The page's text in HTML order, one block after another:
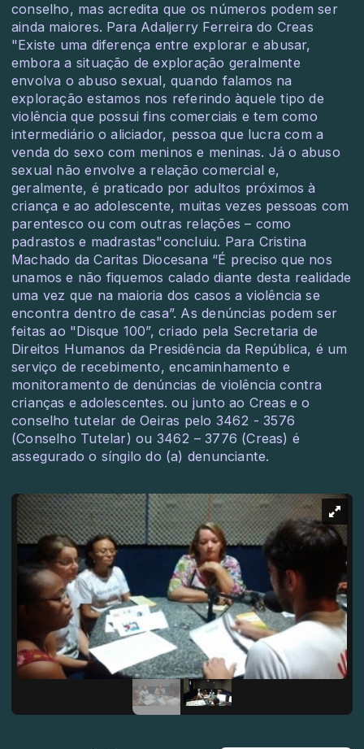
conselho, mas acredita que os números podem ser
ainda maiores. Para Adaljerry Ferreira do Creas
"Existe uma diferença entre explorar e abusar,
embora a situação de exploração geralmente
envolva o abuso sexual, quando falamos na
exploração estamos nos referindo àquele tipo de
violência que possui fins comerciais e tem como
intermediário o aliciador, pessoa que lucra com a
venda do sexo com meninos e meninas. Já o abuso
sexual não envolve a relação comercial e,
geralmente, é praticado por adultos próximos à
criança e ao adolescente, muitas vezes pessoas com
parentesco ou com outras relações – como
padrastos e madrastas"concluiu. Para Cristina
Machado da Caritas Diocesana “É preciso que nos
unamos e não fiquemos calado diante desta realidade
uma vez que na maioria dos casos a violência se
encontra dentro de casa”. As denúncias podem ser
feitas ao "Disque 100”, criado pela Secretaria de
Direitos Humanos da Presidência da República, é um
serviço de recebimento, encaminhamento e
monitoramento de denúncias de violência contra
crianças e adolescentes. ou junto ao Creas e o
conselho tutelar de Oeiras pelo 3462 - 3576
(Conselho Tutelar) ou 3462 – 3776 (Creas) é
assegurado o síngilo do (a) denunciante.